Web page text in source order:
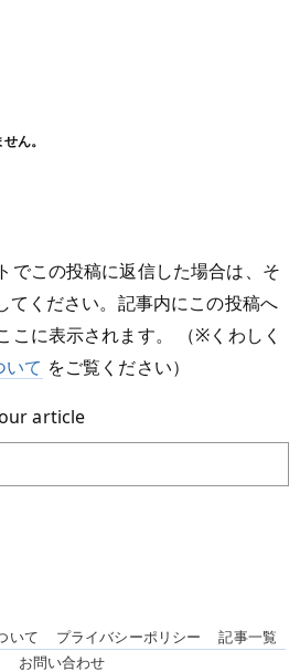
ん。
でこの投稿に返信した場合は、そ
てください。記事内にこの投稿へ
こに表示されます。 （※くわしく
て をご覧ください）
article
いて プライバシーポリシー
記事一覧
お問い合わせ